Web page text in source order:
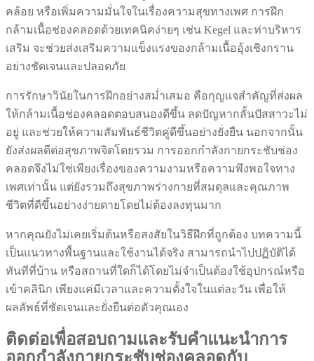
คล้อย หรือเพิ่มความมั่นใจในเรื่องความสุขทางเพศ การฝึก
กล้ามเนื้อช่องคลอดด้วยเทคนิคง่ายๆ เช่น Kegel และท่าบริหาร
เสริม จะช่วยส่งเสริมความแข็งแรงของกล้ามเนื้ออุ้งเชิงกราน
อย่างชัดเจนและปลอดภัย
การรักษาวินัยในการฝึกอย่างสม่ำเสมอ คือกุญแจสำคัญที่ส่งผล
ให้กล้ามเนื้อช่องคลอดตอบสนองดีขึ้น ลดปัญหากลั้นปัสสาวะไม่
อยู่ และช่วยให้ความสัมพันธ์ชีวิตคู่ดีขึ้นอย่างยั่งยืน นอกจากนั้น
ยังส่งผลดีต่อสุขภาพจิตโดยรวม การออกกำลังกายกระชับช่อง
คลอดจึงไม่ใช่เพียงเรื่องของความงามหรือความพึงพอใจทาง
เพศเท่านั้น แต่ยังรวมถึงสุขภาพร่างกายที่สมดุลและคุณภาพ
ชีวิตที่ดีขึ้นอย่างง่ายดายโดยไม่ต้องลงทุนมาก
หากคุณยังไม่เคยเริ่มต้นหรือสงสัยในวิธีฝึกที่ถูกต้อง บทความนี้
เป็นแนวทางพื้นฐานและใช้งานได้จริง สามารถนำไปปฏิบัติได้
ทันทีที่บ้าน หรือสถานที่ใดก็ได้โดยไม่จำเป็นต้องใช้อุปกรณ์หรือ
เข้าคลินิก เพียงแค่มีเวลาและความตั้งใจในแต่ละวัน เพื่อให้
ผลลัพธ์ที่ชัดเจนและยั่งยืนต่อตัวคุณเอง
ติดต่อเพื่อสอบถามและรับคำแนะนำการ